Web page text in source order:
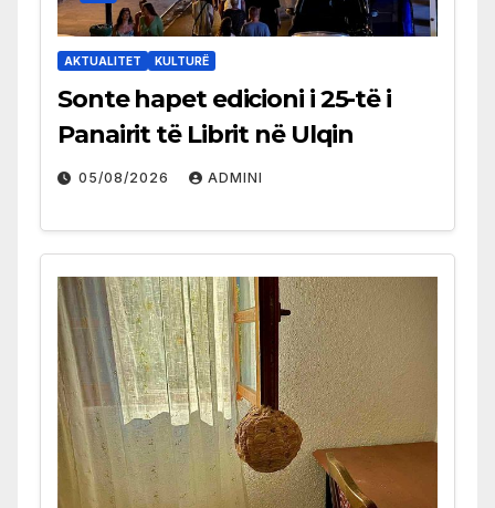
AKTUALITET KULTURË
Sonte hapet edicioni i 25-të i
Panairit të Librit në Ulqin
05/08/2026 ADMINI